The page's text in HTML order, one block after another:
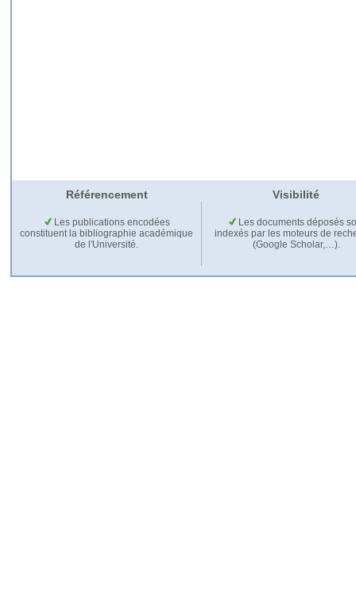
Référencement Visibilité
Les publications encodées
constituent la bibliographie académique
de l'Université.
Les documents déposés
indexés par les moteurs de
(Google Scholar,…).